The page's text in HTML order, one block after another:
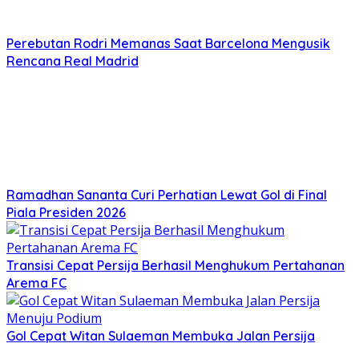
Perebutan Rodri Memanas Saat Barcelona Mengusik
Rencana Real Madrid
Ramadhan Sananta Curi Perhatian Lewat Gol di Final
Piala Presiden 2026
Transisi Cepat Persija Berhasil Menghukum Pertahanan
Arema FC
Gol Cepat Witan Sulaeman Membuka Jalan Persija